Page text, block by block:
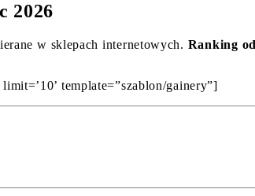
2026
w sklepach internetowych. Ranking
template=”szablon/gainery”]